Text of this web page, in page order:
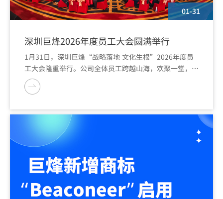
01-31
深圳巨烽2026年度员工大会圆满举行
1月31日，深圳巨烽“战略落地 文化生根”2026年度员
工大会隆重举行。公司全体员工跨越山海，欢聚一堂，共
同回顾奋斗征程，展望发展蓝图，在温情与鼓舞中凝聚前
行的力量。